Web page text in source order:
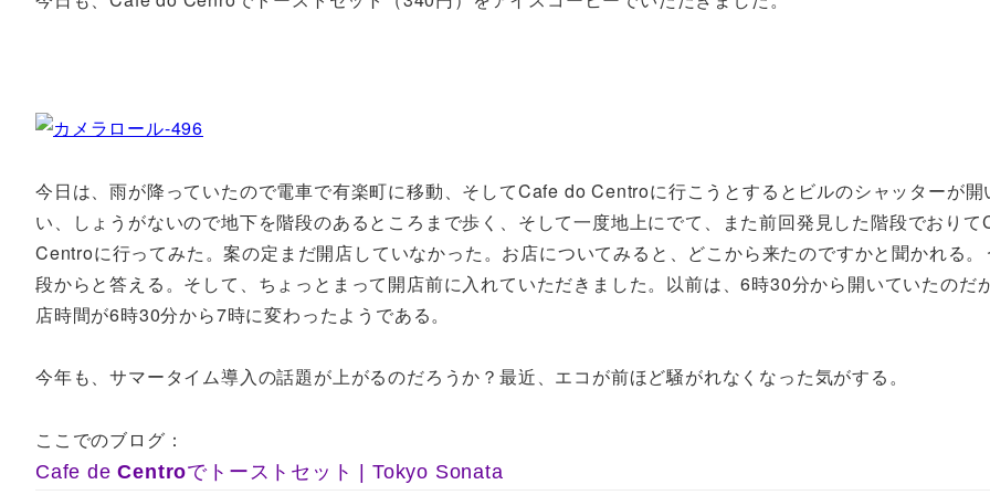
今日は、雨が降っていたので電車で有楽町に移動、そしてCafe do Centroに行こうとするとビルのシャッターが開
い、しょうがないので地下を階段のあるところまで歩く、そして一度地上にでて、また前回発見した階段でおり
Centroに行ってみた。案の定まだ開店していなかった。お店についてみると、どこから来たのですかと聞かれる。
段からと答える。そして、ちょっとまって開店前に入れていただきました。以前は、6時30分から開いていたのだ
店時間が6時30分から7時に変わったようである。
今年も、サマータイム導入の話題が上がるのだろうか？最近、エコが前ほど騒がれなくなった気がする。
ここでのブログ：
Cafe deCentroでトーストセット | Tokyo Sonata